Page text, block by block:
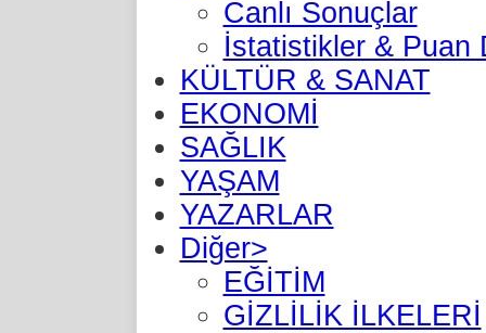
Canlı Sonuçlar
İstatistikler & Puan
KÜLTÜR & SANAT
EKONOMİ
SAĞLIK
YAŞAM
YAZARLAR
Diğer>
EĞİTİM
GİZLİLİK İLKELERİ